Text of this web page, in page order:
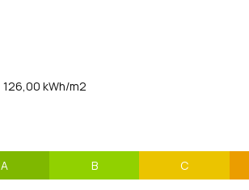
126,00 kWh/m2
A B C